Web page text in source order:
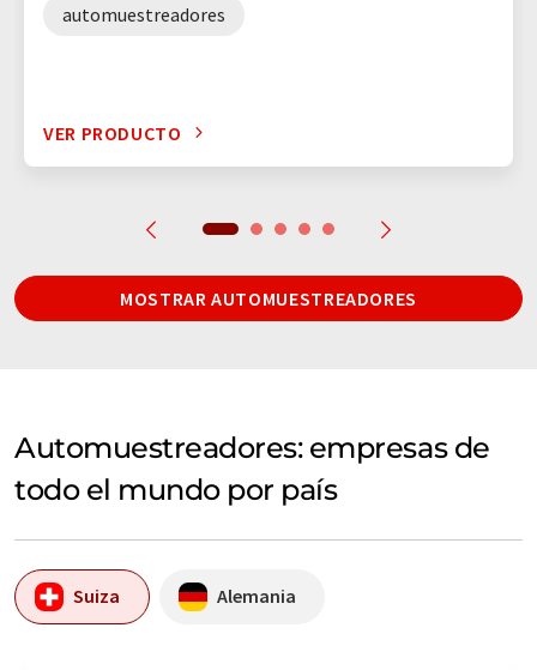
automuestreadores
VER PRODUCTO
MOSTRAR AUTOMUESTREADORES
Automuestreadores: empresas de
todo el mundo por país
Suiza Alemania